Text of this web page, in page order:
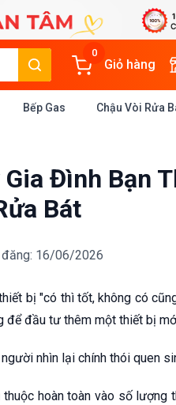
0
Giỏ hàng
Bếp Gas Chậu Vòi Rửa
Đình Bạn
Bát
đăng: 16/06/2026
bị "có thì tốt, không có
để đầu tư thêm một thiết bị
nhìn lại chính thói quen
hoàn toàn vào số lượng